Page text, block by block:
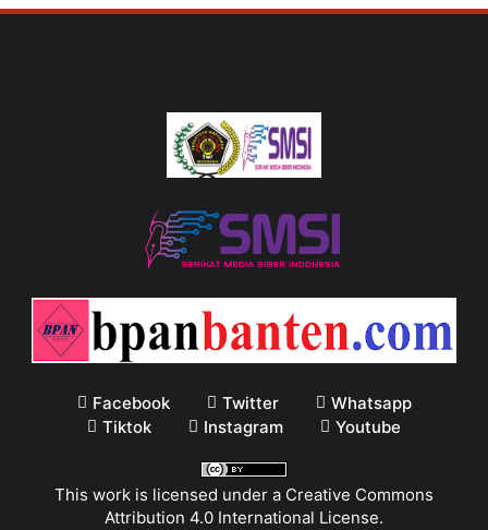
Facebook Twitter
Whatsapp
Tiktok
Instagram Youtube
This work is licensed under a Creative Commons
Attribution 4.0 International License.